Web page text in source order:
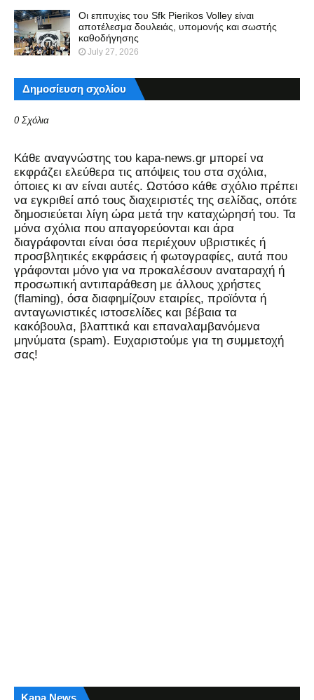
Οι επιτυχίες του Sfk Pierikos Volley είναι
αποτέλεσμα δουλειάς, υπομονής και σωστής
καθοδήγησης
July 27, 2026
Δημοσίευση σχολίου
0 Σχόλια
Kάθε αναγνώστης του kapa-news.gr μπορεί να
εκφράζει ελεύθερα τις απόψεις του στα σχόλια,
όποιες κι αν είναι αυτές. Ωστόσο κάθε σχόλιο πρέπει
να εγκριθεί από τους διαχειριστές της σελίδας, οπότε
δημοσιεύεται λίγη ώρα μετά την καταχώρησή του. Τα
μόνα σχόλια που απαγορεύονται και άρα
διαγράφονται είναι όσα περιέχουν υβριστικές ή
προσβλητικές εκφράσεις ή φωτογραφίες, αυτά που
γράφονται μόνο για να προκαλέσουν αναταραχή ή
προσωπική αντιπαράθεση με άλλους χρήστες
(flaming), όσα διαφημίζουν εταιρίες, προϊόντα ή
ανταγωνιστικές ιστοσελίδες και βέβαια τα
κακόβουλα, βλαπτικά και επαναλαμβανόμενα
μηνύματα (spam). Ευχαριστούμε για τη συμμετοχή
σας!